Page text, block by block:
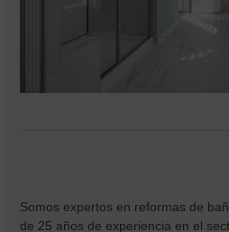
Somos expertos en reformas de
de 25 años de experiencia en el